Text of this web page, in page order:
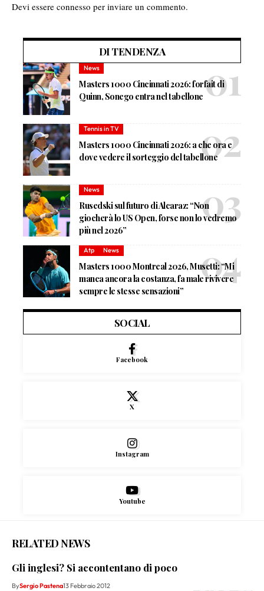
Devi essere connesso per inviare un commento.
DI TENDENZA
News
Masters 1000 Cincinnati 2026: forfait di
Quinn, Sonego entra nel tabellone
Tennis in TV
Masters 1000 Cincinnati 2026: a che ora e
dove vedere il sorteggio del tabellone
News
Rusedski sul futuro di Alcaraz: “Non
giocherà lo US Open, forse non lo vedremo
più nel 2026”
Atp News
Masters 1000 Montreal 2026, Musetti: “Mi
manca ancora la costanza, fa male rivivere
sempre le stesse sensazioni”
SOCIAL
Facebook
X
Instagram
Youtube
RELATED NEWS
Gli inglesi? Si accontentano di poco
BySergio Pastena13 Febbraio 2012